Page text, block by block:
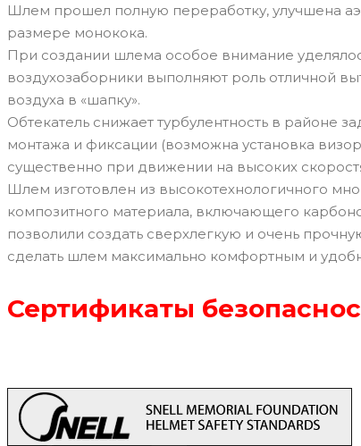
Шлем прошел полную переработку, улучшена
размере монокока.
При создании шлема особое внимание
воздухозаборники выполняют роль отличной
воздуха в «шапку».
Обтекатель снижает турбулентность в районе
монтажа и фиксации (возможна установка
существенно при движении на высоких
Шлем изготовлен из высокотехнологичного
композитного материала, включающего
позволили создать сверхлегкую и очень
сделать шлем максимально комфортным и
Сертификаты